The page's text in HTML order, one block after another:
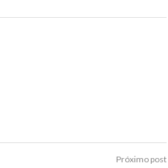
Próximo post